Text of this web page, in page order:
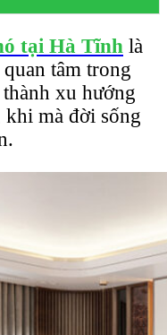
tại Hà Tĩnh là
tâm trong
xu hướng
mà đời sống